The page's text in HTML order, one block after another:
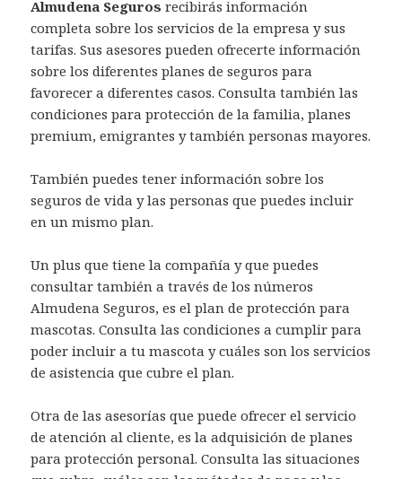
Almudena Segurosrecibirás información
completa sobre los servicios de la empresa y sus
tarifas. Sus asesores pueden ofrecerte información
sobre los diferentes planes de seguros para
favorecer a diferentes casos. Consulta también las
condiciones para protección de la familia, planes
premium, emigrantes y también personas mayores.
También puedes tener información sobre los
seguros de vida y las personas que puedes incluir
en un mismo plan.
Un plus que tiene la compañía y que puedes
consultar también a través de los números
Almudena Seguros, es el plan de protección para
mascotas. Consulta las condiciones a cumplir para
poder incluir a tu mascota y cuáles son los servicios
de asistencia que cubre el plan.
Otra de las asesorías que puede ofrecer el servicio
de atención al cliente, es la adquisición de planes
para protección personal. Consulta las situaciones